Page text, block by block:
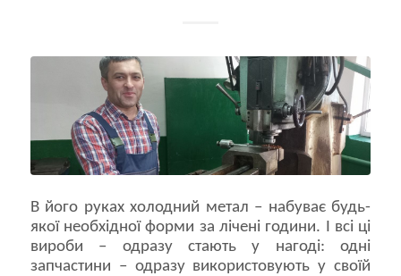
В його руках холодний метал – набуває будь-
якої необхідної форми за лічені години. І всі ці
вироби – одразу стають у нагоді: одні
запчастини – одразу використовують у своїй